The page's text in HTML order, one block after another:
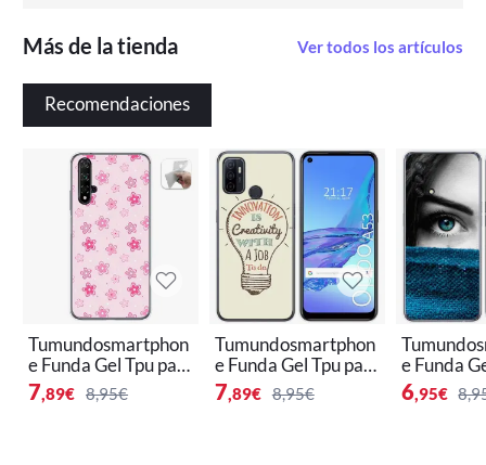
Más de la tienda Ver todos los artículos
Recomendaciones
Tumundosmartphon
e Funda Gel Tpu par
a Huawei Nova 5T /
Honor 20 diseño Flo
7,89€ 8,95€
Tumundosmartphon
e Funda Gel Tpu par
a Oppo A53 / A53s
diseño Creativity Di
7,89€ 8,95€
e Funda
a Oppo
ño Ojo
6,95€